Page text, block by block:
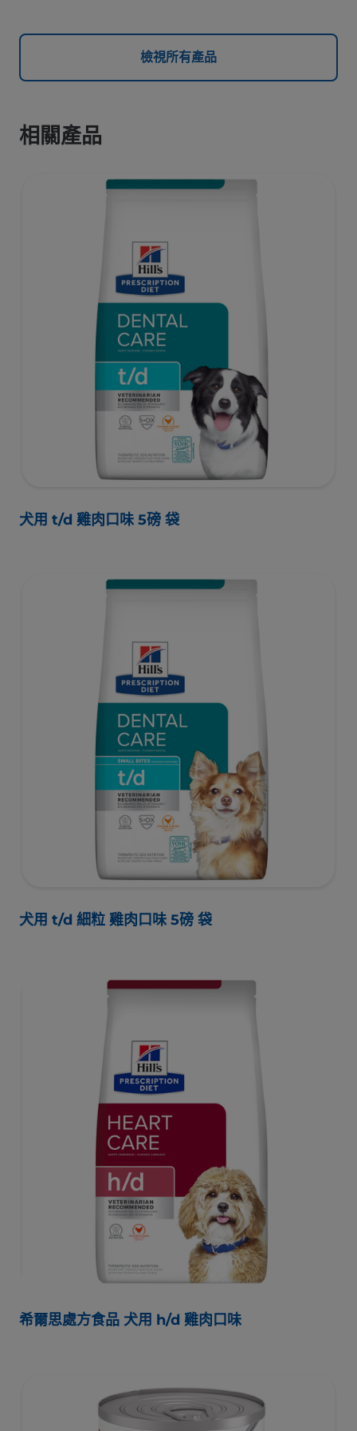
檢視所有產品
相關產品
犬用 t/d 雞肉口味 5磅 袋
犬用 t/d 細粒 雞肉口味 5磅 袋
希爾思處方食品 犬用 h/d 雞肉口味